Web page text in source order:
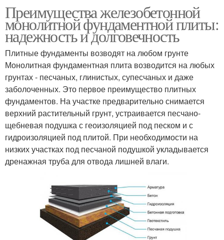
Преимущества железобетонной
монолитной фундаментной плиты:
надежность и долговечность
Плитные фундаменты возводят на любом грунте
Монолитная фундаментная плита возводится на любых
грунтах - песчаных, глинистых, супесчаных и даже
заболоченных. Это первое преимущество плитных
фундаментов. На участке предварительно снимается
верхний растительный грунт, устраивается песчано-
щебневая подушка с геоизоляцией под песком и с
гидроизоляцией под плитой. При необходимости на
низких участках под песчаной подушкой укладывается
дренажная труба для отвода лишней влаги.